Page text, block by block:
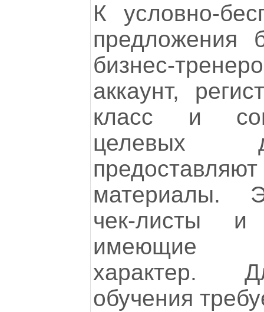
К условно-
предложения
бизнес-
аккаунт,
класс и
целевых
материалы.
чек-листы
имеющие
характер.
обучения